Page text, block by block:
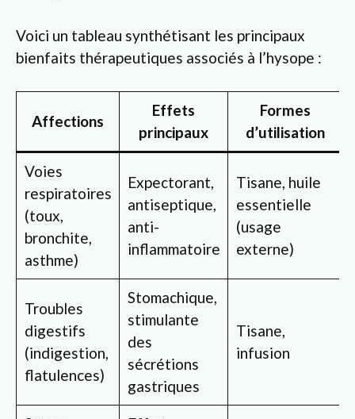
Voici un tableau synthétisant les principaux
bienfaits thérapeutiques associés à l’hysope :
Affections
Effets
principaux
Formes
d’utilisation
Voies
respiratoires
(toux,
bronchite,
asthme)
Expectorant,
antiseptique,
anti-
inflammatoire
Tisane, huile
essentielle
(usage
externe)
Troubles
digestifs
(indigestion,
flatulences)
Stomachique,
stimulante
des
sécrétions
gastriques
Tisane,
infusion